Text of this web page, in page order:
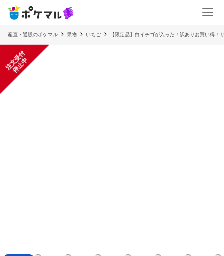
産直・通販のポケマル 果物 いちご 【限定品】白イチゴが入った！訳ありお買い得！
注
文
受
付
停
止
中